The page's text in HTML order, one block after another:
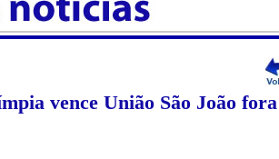
vence União São João fora